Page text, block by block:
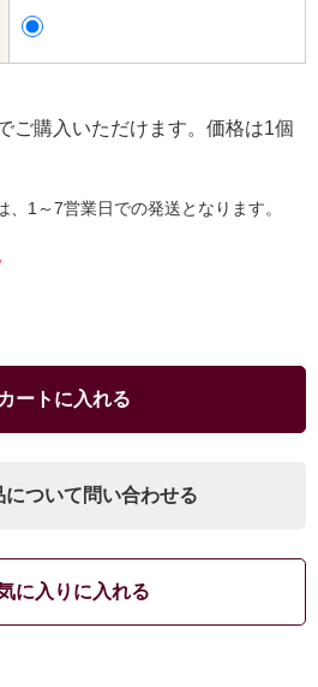
ご購入いただけます。価格は1個
1～7営業日での発送となります。
カートに入れる
について問い合わせる
に入りに入れる